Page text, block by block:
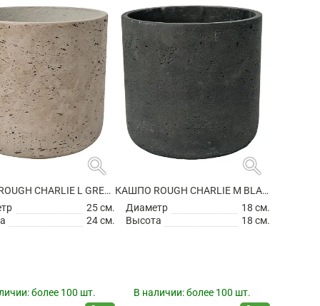
search
КАШПО ROUGH CHARLIE L GREY WASHED
25 см.
24 см.
более 100 шт.
search
КАШПО ROUGH CHARLIE M BLACK WASHED
Диаметр
18 см.
Высота
18 см.
В наличии:более 100 шт.